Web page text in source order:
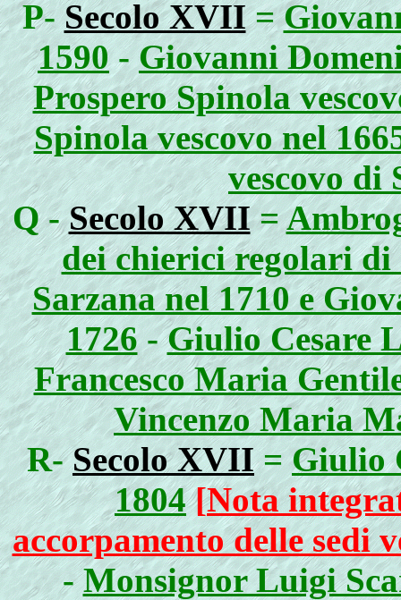
P-Secolo XVII=
1590-Giovanni
Prospero Spinola
Spinola vescovo nel
vescovo di
Q -Secolo XVII=
dei chierici regolari di
Sarzana nel 1710 e
1726-Giulio Cesare
Francesco Maria
Vincenzo Maria
R-Secolo XVII=Giulio
1804 [Nota
accorpamento delle sedi
-Monsignor Luigi